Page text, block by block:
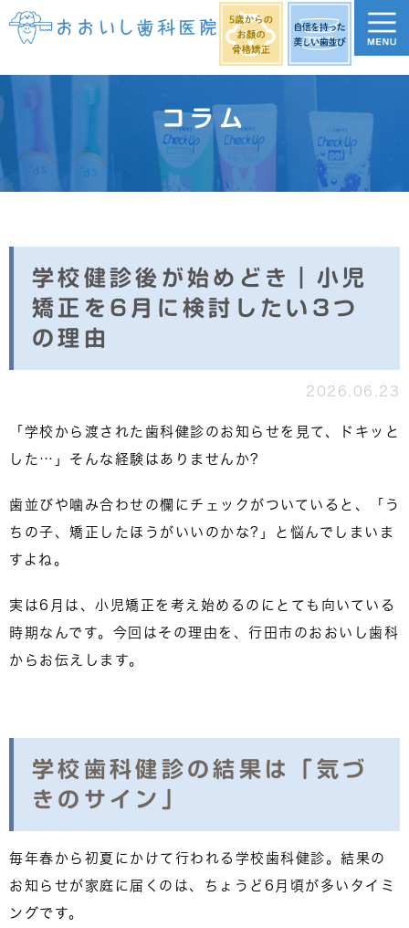
コラム
学校健診後が始めどき｜小児
矯正を6月に検討したい3つ
の理由
2026.06.23
「学校から渡された歯科健診のお知らせを見て、ドキッと
した…」そんな経験はありませんか?
歯並びや噛み合わせの欄にチェックがついていると、「う
ちの子、矯正したほうがいいのかな?」と悩んでしまいま
すよね。
実は6月は、小児矯正を考え始めるのにとても向いている
時期なんです。今回はその理由を、行田市のおおいし歯科
からお伝えします。
学校歯科健診の結果は「気づ
きのサイン」
毎年春から初夏にかけて行われる学校歯科健診。結果の
お知らせが家庭に届くのは、ちょうど6月頃が多いタイミ
ングです。